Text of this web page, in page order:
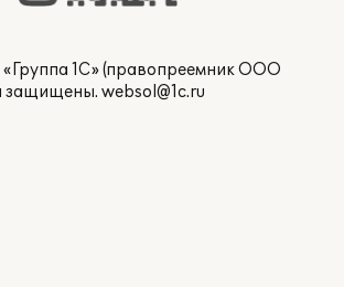
1С» (правопреемник ООО
защищены. websol@1c.ru